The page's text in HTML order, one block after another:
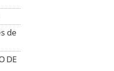
de
DE